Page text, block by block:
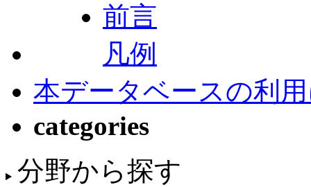
前言
凡例
本データベースの利
categories
分野から探す